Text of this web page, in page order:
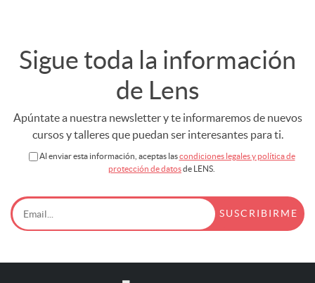
Sigue toda la información
de Lens
Apúntate a nuestra newsletter y te informaremos de nuevos
cursos y talleres que puedan ser interesantes para ti.
Al enviar esta información, aceptas lascondiciones legales y política de
protección de datosde LENS.